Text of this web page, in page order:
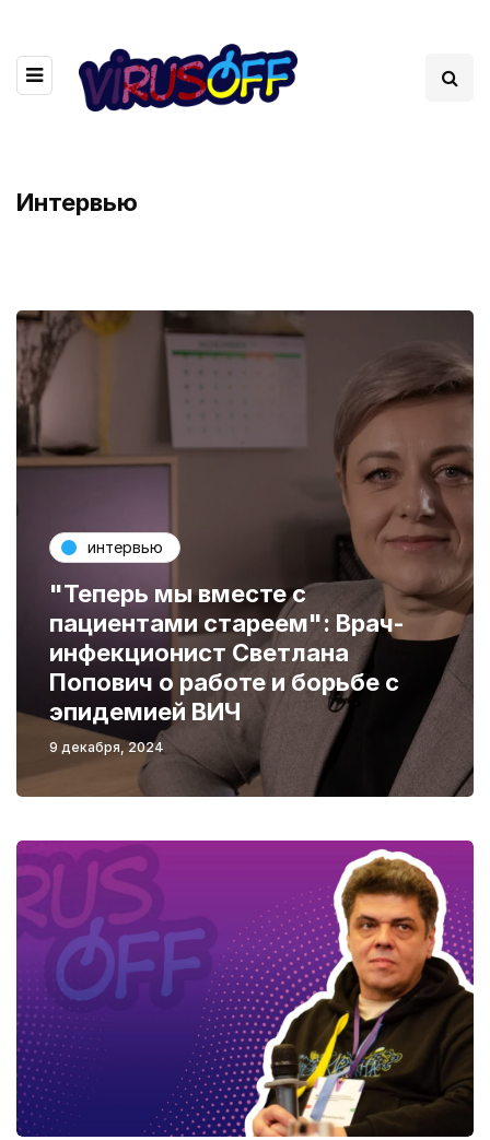
Интервью
интервью
"Теперь мы вместе с
пациентами стареем": Врач-
инфекционист Светлана
Попович о работе и борьбе с
эпидемией ВИЧ
9 декабря, 2024